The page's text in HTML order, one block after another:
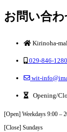
お問い合
Kirinoha-
029-846-1280
wit-
Opening/
[Open] Weekdays 9:00 –
[Close] Sundays